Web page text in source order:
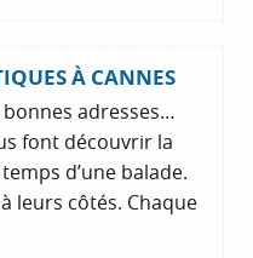
À CANNES
adresses…
font découvrir la
d’une balade.
leurs côtés. Chaque